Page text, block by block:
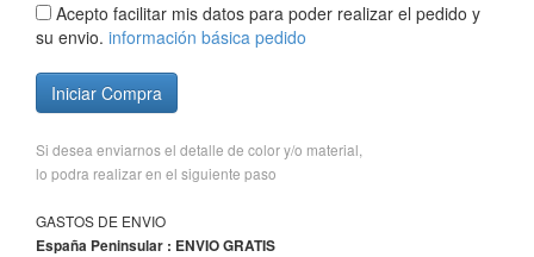
Acepto facilitar mis datos para poder realizar el pedido y
su envio. información básica pedido
Iniciar Compra
Si desea enviarnos el detalle de color y/o material,
lo podra realizar en el siguiente paso
GASTOS DE ENVIO
España Peninsular : ENVIO GRATIS